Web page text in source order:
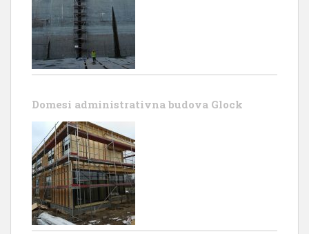
Domesi administrativna budova Glock